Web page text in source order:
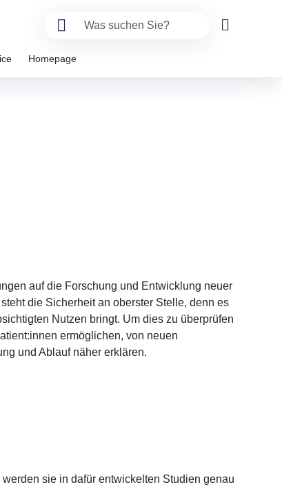
Homepage
auf die Forschung und Entwicklung neuer
die Sicherheit an oberster Stelle, denn es
Nutzen bringt. Um dies zu überprüfen
ermöglichen, von neuen
und Ablauf näher erklären.
sie in dafür entwickelten Studien genau